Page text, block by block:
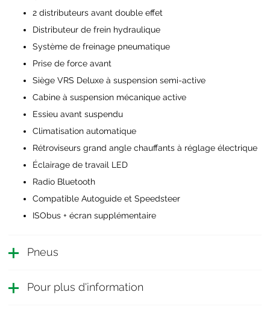
2 distributeurs avant double effet
Distributeur de frein hydraulique
Système de freinage pneumatique
Prise de force avant
Siège VRS Deluxe à suspension semi-active
Cabine à suspension mécanique active
Essieu avant suspendu
Climatisation automatique
Rétroviseurs grand angle chauffants à réglage électrique
Éclairage de travail LED
Radio Bluetooth
Compatible Autoguide et Speedsteer
ISObus + écran supplémentaire
Pneus
Pour plus d'information